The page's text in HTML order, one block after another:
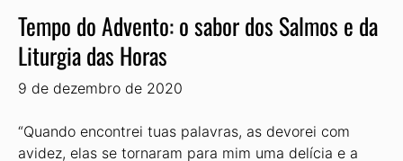
Tempo do Advento: o sabor dos Salmos e da
Liturgia das Horas
9 de dezembro de 2020
“Quando encontrei tuas palavras, as devorei com
avidez, elas se tornaram para mim uma delícia e a